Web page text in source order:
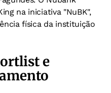
na iniciativa "NuBK",
física da instituição
e